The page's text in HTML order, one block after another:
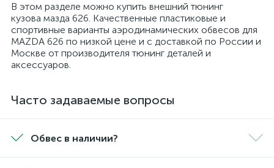
В этом разделе можно купить внешний тюнинг
кузова мазда 626. Качественные пластиковые и
спортивные варианты аэродинамических обвесов для
MAZDA 626 по низкой цене и с доставкой по России и
Москве от производителя тюнинг деталей и
аксессуаров.
Часто задаваемые вопросы
Обвес в наличии?